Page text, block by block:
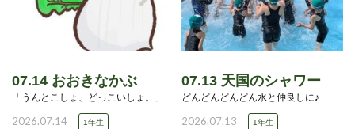
07.14 おおきなかぶ
「うんとこしょ、どっこいしょ。」
2026.07.14 1年生
07.13 天国のシャワー
どんどんどんどん水と仲良しに♪
2026.07.13 1年生